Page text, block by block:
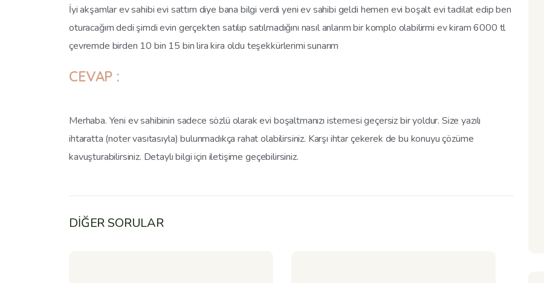
İyi akşamlar ev sahibi evi sattım diye bana bilgi verdi yeni ev sahibi geldi hemen evi boşalt evi tadilat edip ben
oturacağım dedi şimdi evin gerçekten satılıp satılmadığını nasıl anlarım bir komplo olabilirmi ev kiram 6000 tl
çevremde birden 10 bin 15 bin lira kira oldu teşekkürlerimi sunarım
CEVAP :
Merhaba. Yeni ev sahibinin sadece sözlü olarak evi boşaltmanızı istemesi geçersiz bir yoldur. Size yazılı
ihtaratta (noter vasıtasıyla) bulunmadıkça rahat olabilirsiniz. Karşı ihtar çekerek de bu konuyu çözüme
kavuşturabilirsiniz. Detaylı bilgi için iletişime geçebilirsiniz.
DİĞER SORULAR